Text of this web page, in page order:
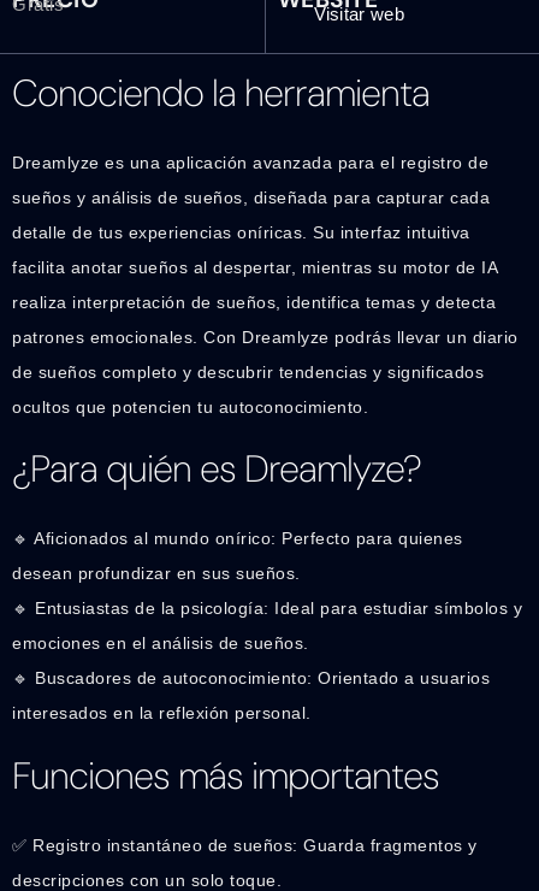
Visitar web
Conociendo la herramienta
Dreamlyze es una aplicación avanzada para el registro de
sueños y análisis de sueños, diseñada para capturar cada
detalle de tus experiencias oníricas. Su interfaz intuitiva
facilita anotar sueños al despertar, mientras su motor de IA
realiza interpretación de sueños, identifica temas y detecta
patrones emocionales. Con Dreamlyze podrás llevar un diario
de sueños completo y descubrir tendencias y significados
ocultos que potencien tu autoconocimiento.
¿Para quién es Dreamlyze?
🔹 Aficionados al mundo onírico: Perfecto para quienes
desean profundizar en sus sueños.
🔹 Entusiastas de la psicología: Ideal para estudiar símbolos y
emociones en el análisis de sueños.
🔹 Buscadores de autoconocimiento: Orientado a usuarios
interesados en la reflexión personal.
Funciones más importantes
✅ Registro instantáneo de sueños: Guarda fragmentos y
descripciones con un solo toque.